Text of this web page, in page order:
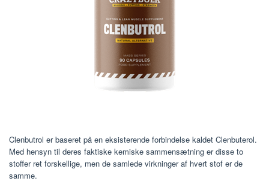
Clenbutrol er baseret på en eksisterende forbindelse kaldet Clenbuterol.
Med hensyn til deres faktiske kemiske sammensætning er disse to
stoffer ret forskellige, men de samlede virkninger af hvert stof er de
samme.